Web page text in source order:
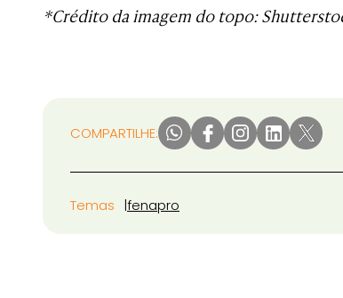
*Crédito da imagem do topo:
COMPARTILHE:
Temas fenapro